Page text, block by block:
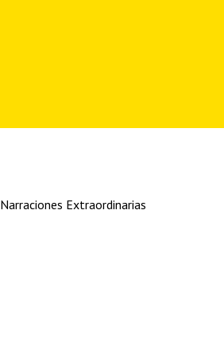
Narraciones Extraordinarias